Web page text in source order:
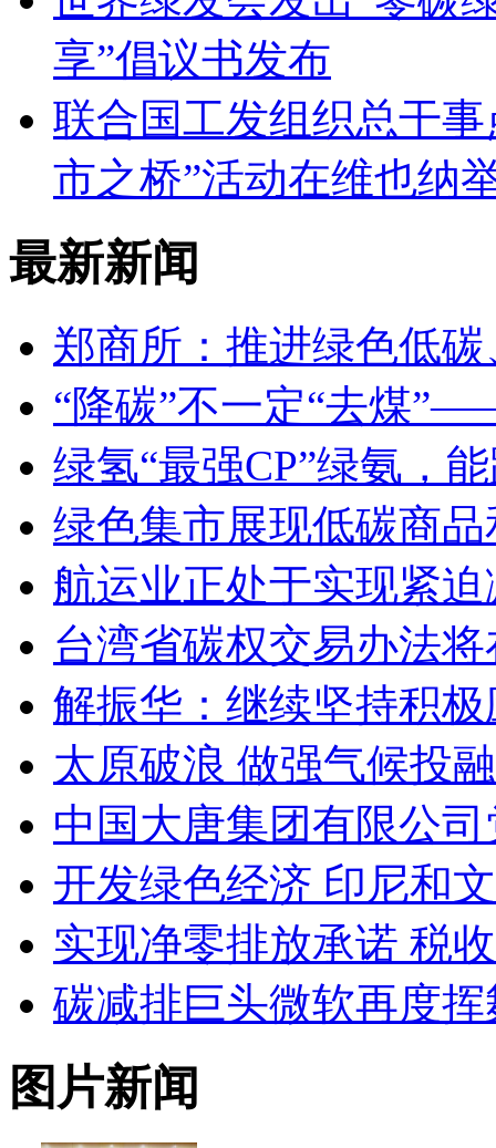
享”倡议书发布
联合国工发组织总干
市之桥”活动在维也纳
最新新闻
郑商所：推进绿色低
“降碳”不一定“去煤
绿氢“最强CP”绿氨，
绿色集市展现低碳商
航运业正处于实现紧
台湾省碳权交易办法
解振华：继续坚持积
太原破浪 做强气候投
中国大唐集团有限公
开发绿色经济 印尼和
实现净零排放承诺 税
碳减排巨头微软再度
图片新闻